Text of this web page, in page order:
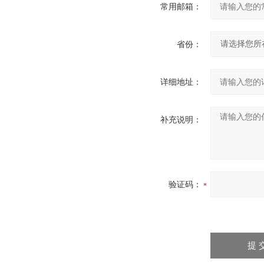
常用邮箱：
省份：
详细地址：
补充说明：
验证码：